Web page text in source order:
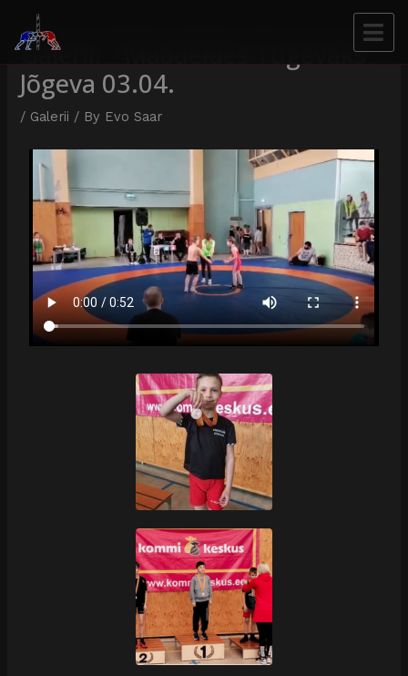
Galerii: ” Maadeldes Tugevaks”
Jõgeva 03.04.
/ Galerii / By Evo Saar